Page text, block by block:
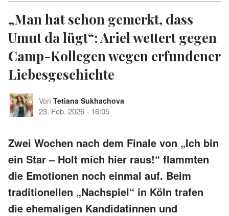
„Man hat schon gemerkt, dass
Umut da lügt“: Ariel wettert gegen
Camp-Kollegen wegen erfundener
Liebesgeschichte
Von Tetiana Sukhachova
23. Feb. 2026- 16:05
Zwei Wochen nach dem Finale von „Ich bin
ein Star – Holt mich hier raus!“ flammten
die Emotionen noch einmal auf. Beim
traditionellen „Nachspiel“ in Köln trafen
die ehemaligen Kandidatinnen und